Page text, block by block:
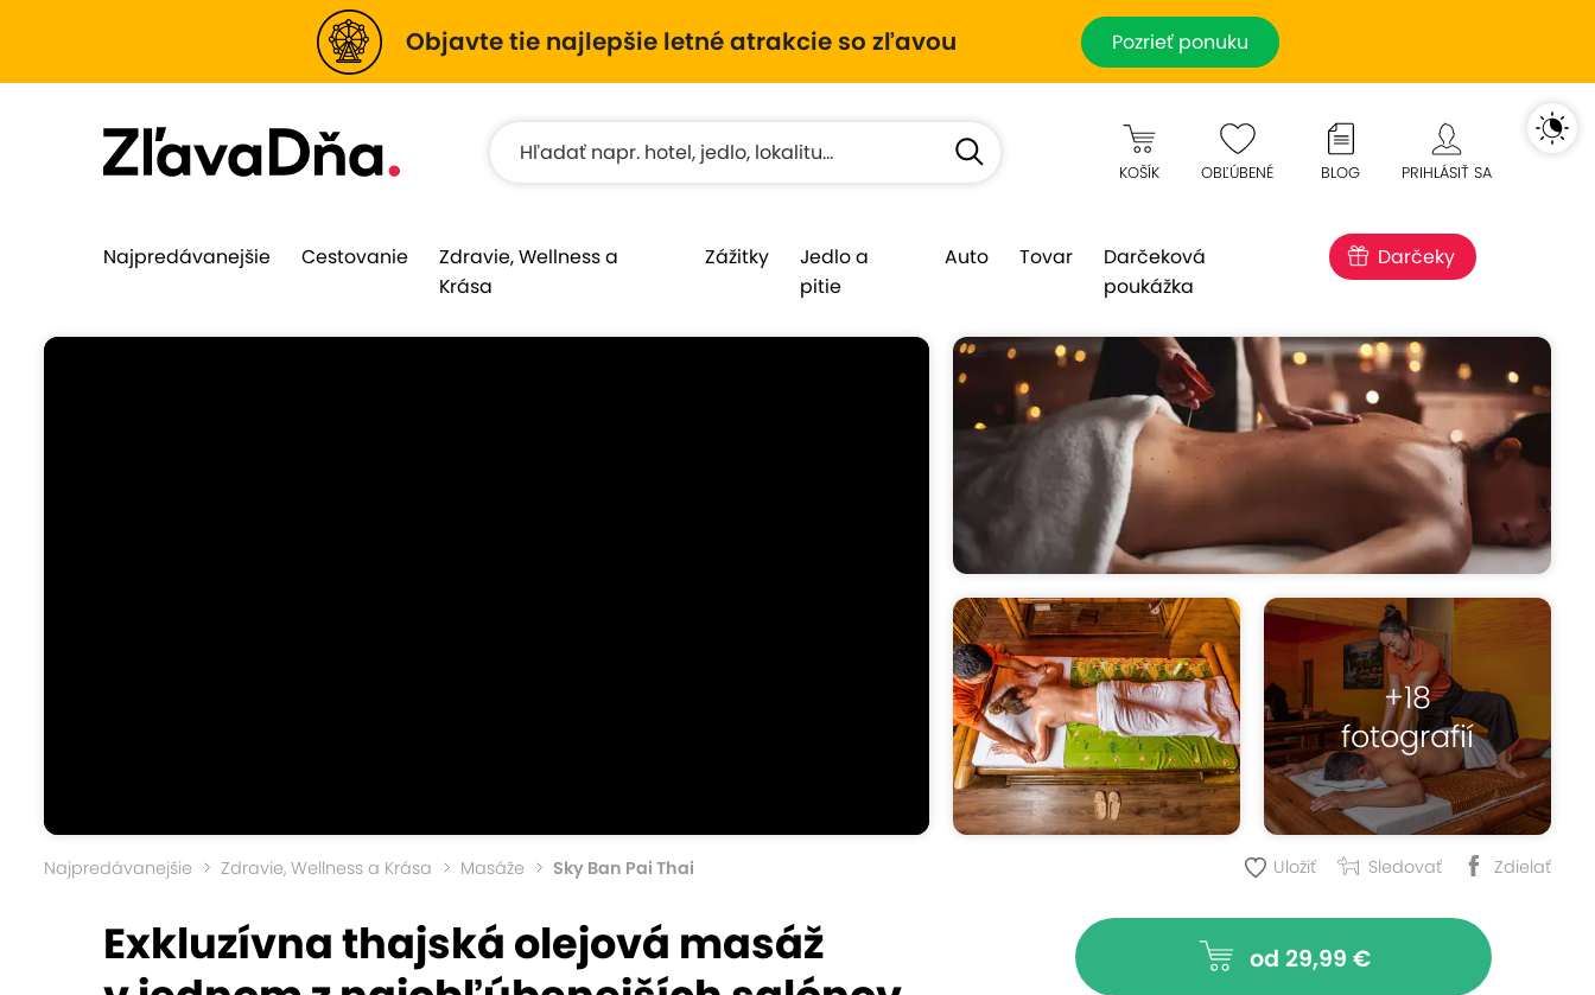
Objavte tie najlepšie letné atrakcie so zľavou Pozrieť ponuku
KOŠÍK OBĽÚBENÉ BLOG PRIHLÁSIŤ SA
Najpredávanejšie Cestovanie
Zdravie, Wellness a
Krása
Zážitky
Jedlo a
pitie
Auto Tovar
Darčeková
poukážka
Darčeky
+18
fotografií
Najpredávanejšie Zdravie, Wellness a Krása Masáže Sky Ban Pai Thai Uložiť Sledovať Zdielať
Exkluzívna thajská olejová masáž
od 29,99 €